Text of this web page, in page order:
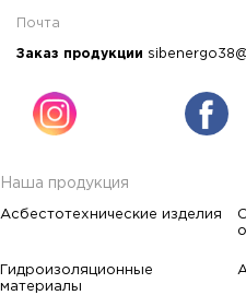
Почта
Заказ продукции
Наша продукция
Асбестотехнические изделия
Гидроизоляционные
материалы